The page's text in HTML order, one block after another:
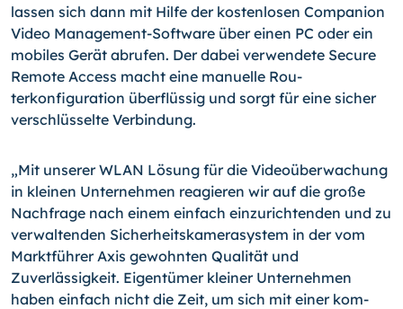
lassen sich dann mit Hilfe der kostenlosen Companion
Video Management-Soft­ware über einen PC oder ein
mobiles Gerät abrufen. Der dabei verwendete Secure
Remote Access macht eine manuelle Rou­
terkonfiguration überflüssig und sorgt für eine sicher
ver­schlüsselte Verbindung.
„Mit unserer WLAN Lösung für die Videoüberwachung
in kleinen Unternehmen reagieren wir auf die große
Nachfrage nach ei­nem einfach einzurichtenden und zu
verwaltenden Sicherheits­kamerasystem in der vom
Marktführer Axis gewohnten Qualität und
Zuverlässigkeit. Eigentümer kleiner Unternehmen
haben einfach nicht die Zeit, um sich mit einer kom­